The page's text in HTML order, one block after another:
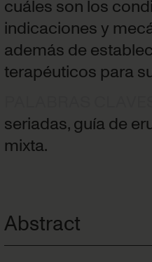
cuáles son los
indicaciones y
además de
terapéuticos para
seriadas, guía de
mixta.
Abstract